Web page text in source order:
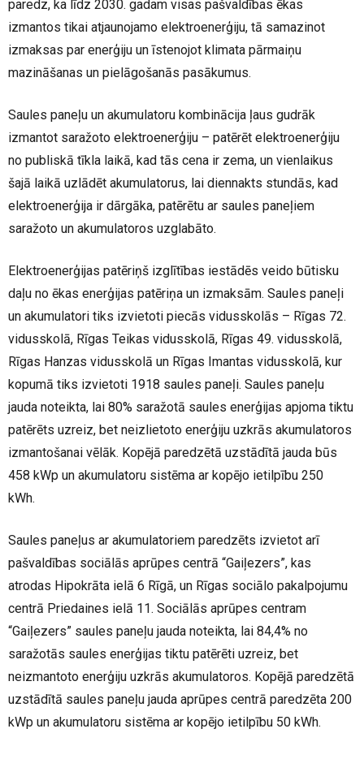
paredz, ka līdz 2030. gadam visas pašvaldības ēkas
izmantos tikai atjaunojamo elektroenerģiju, tā samazinot
izmaksas par enerģiju un īstenojot klimata pārmaiņu
mazināšanas un pielāgošanās pasākumus.
Saules paneļu un akumulatoru kombinācija ļaus gudrāk
izmantot saražoto elektroenerģiju – patērēt elektroenerģiju
no publiskā tīkla laikā, kad tās cena ir zema, un vienlaikus
šajā laikā uzlādēt akumulatorus, lai diennakts stundās, kad
elektroenerģija ir dārgāka, patērētu ar saules paneļiem
saražoto un akumulatoros uzglabāto.
Elektroenerģijas patēriņš izglītības iestādēs veido būtisku
daļu no ēkas enerģijas patēriņa un izmaksām. Saules paneļi
un akumulatori tiks izvietoti piecās vidusskolās – Rīgas 72.
vidusskolā, Rīgas Teikas vidusskolā, Rīgas 49. vidusskolā,
Rīgas Hanzas vidusskolā un Rīgas Imantas vidusskolā, kur
kopumā tiks izvietoti 1918 saules paneļi. Saules paneļu
jauda noteikta, lai 80% saražotā saules enerģijas apjoma tiktu
patērēts uzreiz, bet neizlietoto enerģiju uzkrās akumulatoros
izmantošanai vēlāk. Kopējā paredzētā uzstādītā jauda būs
458 kWp un akumulatoru sistēma ar kopējo ietilpību 250
kWh.
Saules paneļus ar akumulatoriem paredzēts izvietot arī
pašvaldības sociālās aprūpes centrā “Gaiļezers”, kas
atrodas Hipokrāta ielā 6 Rīgā, un Rīgas sociālo pakalpojumu
centrā Priedaines ielā 11. Sociālās aprūpes centram
“Gaiļezers” saules paneļu jauda noteikta, lai 84,4% no
saražotās saules enerģijas tiktu patērēti uzreiz, bet
neizmantoto enerģiju uzkrās akumulatoros. Kopējā paredzētā
uzstādītā saules paneļu jauda aprūpes centrā paredzēta 200
kWp un akumulatoru sistēma ar kopējo ietilpību 50 kWh.